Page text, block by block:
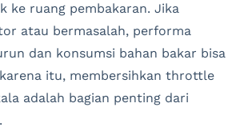
ke ruang pembakaran. Jika
atau bermasalah, performa
dan konsumsi bahan bakar bisa
itu, membersihkan throttle
adalah bagian penting dari